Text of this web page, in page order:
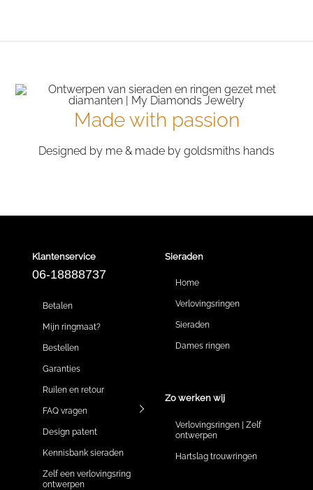
Made with passion
Designed by me & made by goldsmiths hands
Klantenservice
06-18888737
Betalen
Mijn ringmaat?
Bestellen
Garanties
Ruilen en retour
FAQ vragen
Design patent
Kennisbank sieraden
Zelf een verlovingsring
ontwerpen
Sieraden
Home
Verlovingsringen
Sieraden
Dames ringen
Zo werken wij
Verlovingsringen | Zelf
ontwerpen
Hartslag trouwringen